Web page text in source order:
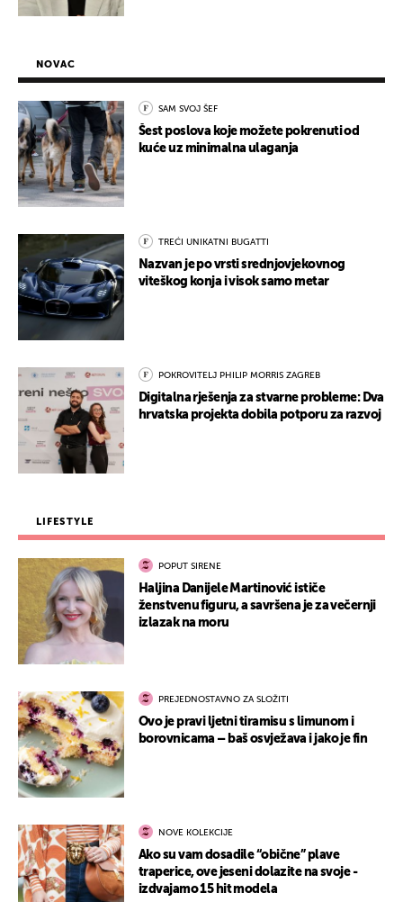
NOVAC
SAM SVOJ ŠEF
Šest poslova koje možete pokrenuti od
kuće uz minimalna ulaganja
TREĆI UNIKATNI BUGATTI
Nazvan je po vrsti srednjovjekovnog
viteškog konja i visok samo metar
POKROVITELJ PHILIP MORRIS ZAGREB
Digitalna rješenja za stvarne probleme: Dva
hrvatska projekta dobila potporu za razvoj
LIFESTYLE
POPUT SIRENE
Haljina Danijele Martinović ističe
ženstvenu figuru, a savršena je za večernji
izlazak na moru
PREJEDNOSTAVNO ZA SLOŽITI
Ovo je pravi ljetni tiramisu s limunom i
borovnicama – baš osvježava i jako je fin
NOVE KOLEKCIJE
Ako su vam dosadile “obične” plave
traperice, ove jeseni dolazite na svoje -
izdvajamo 15 hit modela